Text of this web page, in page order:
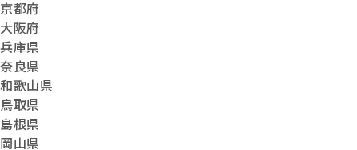
京都府
大阪府
兵庫県
奈良県
和歌山県
鳥取県
島根県
岡山県